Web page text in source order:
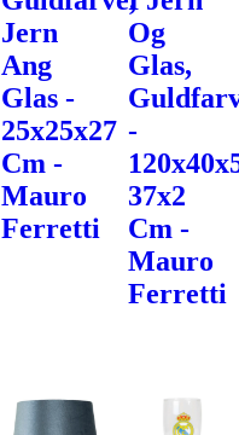
Jern
Ang
Glas -
25x25x27
Cm -
Mauro
Ferretti
Og
Glas,
-
37x2
Cm -
Mauro
Ferretti